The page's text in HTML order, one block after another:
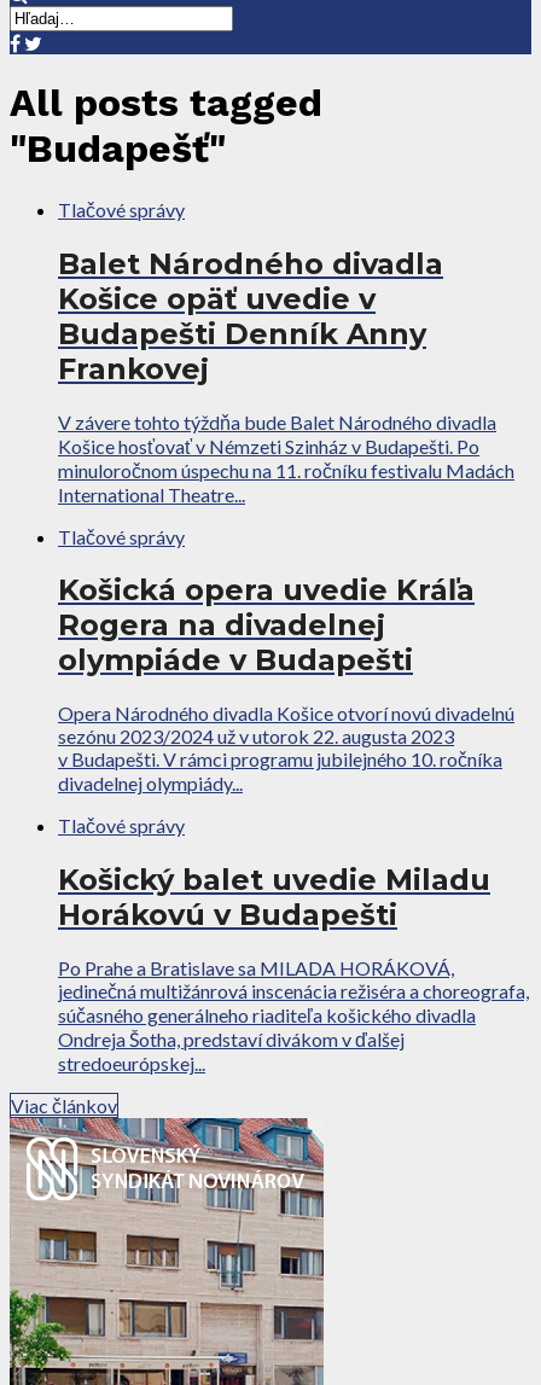
All posts tagged
"Budapešť"
Tlačové správy
Balet Národného divadla
Košice opäť uvedie v
Budapešti Denník Anny
Frankovej
V závere tohto týždňa bude Balet Národného divadla
Košice hosťovať v Némzeti Szinház v Budapešti. Po
minuloročnom úspechu na 11. ročníku festivalu Madách
International Theatre...
Tlačové správy
Košická opera uvedie Kráľa
Rogera na divadelnej
olympiáde v Budapešti
Opera Národného divadla Košice otvorí novú divadelnú
sezónu 2023/2024 už v utorok 22. augusta 2023
v Budapešti. V rámci programu jubilejného 10. ročníka
divadelnej olympiády...
Tlačové správy
Košický balet uvedie Miladu
Horákovú v Budapešti
Po Prahe a Bratislave sa MILADA HORÁKOVÁ,
jedinečná multižánrová inscenácia režiséra a choreografa,
súčasného generálneho riaditeľa košického divadla
Ondreja Šotha, predstaví divákom v ďalšej
stredoeurópskej...
Viac článkov